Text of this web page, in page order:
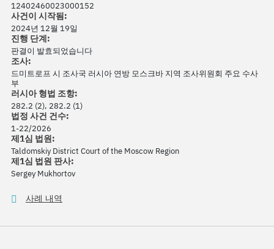
12402460023000152
사건이 시작됨:
2024년 12월 19일
진행 단계:
판결이 발효되었습니다
조사:
드미트로프 시 조사국 러시아 연방 모스크바 지역 조사위원회 주요 수사
부
러시아 형법 조항:
282.2 (2), 282.2 (1)
법정 사건 건수:
1-22/2026
제1심 법원:
Taldomskiy District Court of the Moscow Region
제1심 법원 판사:
Sergey Mukhortov
사례 내역